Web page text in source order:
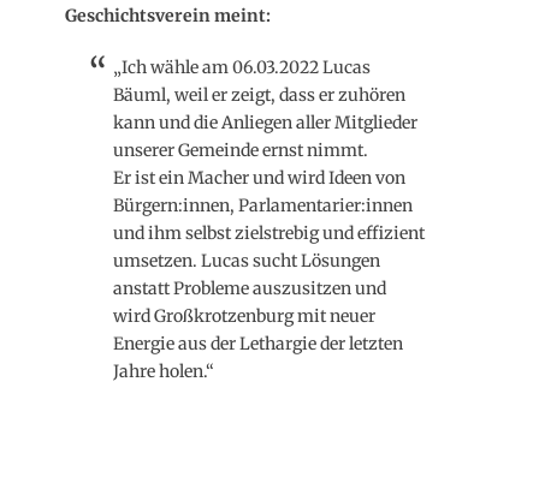
Geschichtsverein meint:
„Ich wähle am 06.03.2022 Lucas
Bäuml, weil er zeigt, dass er zuhören
kann und die Anliegen aller Mitglieder
unserer Gemeinde ernst nimmt.
Er ist ein Macher und wird Ideen von
Bürgern:innen, Parlamentarier:innen
und ihm selbst zielstrebig und effizient
umsetzen. Lucas sucht Lösungen
anstatt Probleme auszusitzen und
wird Großkrotzenburg mit neuer
Energie aus der Lethargie der letzten
Jahre holen.“